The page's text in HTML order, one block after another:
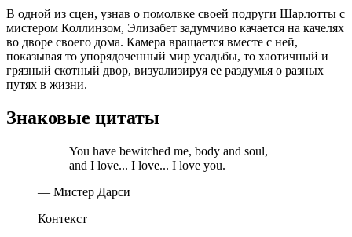
В одной из сцен, узнав о помолвке своей подруги Шарлотты с
мистером Коллинзом, Элизабет задумчиво качается на качелях
во дворе своего дома. Камера вращается вместе с ней,
показывая то упорядоченный мир усадьбы, то хаотичный и
грязный скотный двор, визуализируя ее раздумья о разных
путях в жизни.
Знаковые цитаты
You have bewitched me, body and soul,
and I love... I love... I love you.
— Мистер Дарси
Контекст